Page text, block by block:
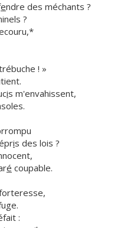
endre des méchants ?
?
! »
is m'envahissent,
is des lois ?
é coupable.
: